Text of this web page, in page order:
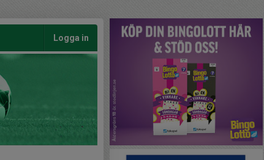
Logga in